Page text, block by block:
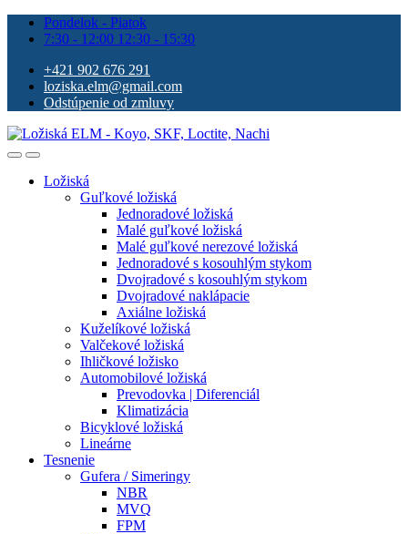
Pondelok - Piatok
7:30 - 12:00 12:30 - 15:30
+421 902 676 291
loziska.elm@gmail.com
Odstúpenie od zmluvy
Ložiská
Guľkové ložiská
Jednoradové ložiská
Malé guľkové ložiská
Malé guľkové nerezové ložiská
Jednoradové s kosouhlým stykom
Dvojradové s kosouhlým stykom
Dvojradové naklápacie
Axiálne ložiská
Kuželíkové ložiská
Valčekové ložiská
Ihličkové ložisko
Automobilové ložiská
Prevodovka | Diferenciál
Klimatizácia
Bicyklové ložiská
Lineárne
Tesnenie
Gufera / Simeringy
NBR
MVQ
FPM